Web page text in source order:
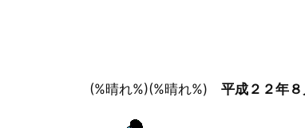
(%晴れ%)(%晴れ%) 平成２２年８